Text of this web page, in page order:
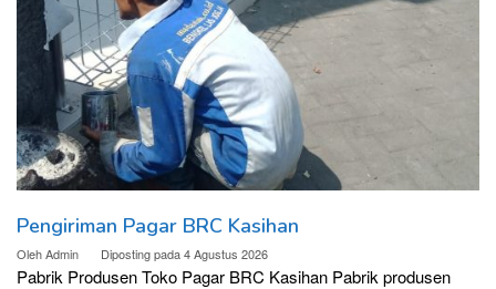
Pengiriman Pagar BRC Kasihan
OlehAdmin Diposting pada4 Agustus 2026
Pabrik Produsen Toko Pagar BRC Kasihan Pabrik produsen